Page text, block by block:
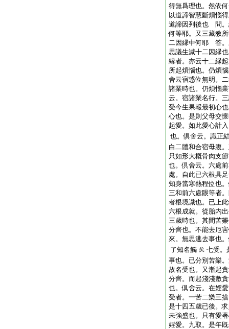
得無爲理也。然依
以道諦智慧斷煩惱
道諦因列後也 問。
何等耶。又三藏教
二因縁中何耶 答。
思議生滅十二因縁
縁者。亦云十二縁
所起煩惱也。仍煩
舍云宿惑位無明。
諸業時也。仍煩惱
云。宿諸業名行。
受今生果報最初心
心也。是則父母交
起愛。如此愛心計
也。倶舍云。識正
白二體和合宿母腹
只如形大概骨肉支
也。倶舍云。六處
處。自此已六根具
知身當寒熱程位也
三和前六處眼等者
者根境識也。已上
六根成就。從胎内
三歳時也。其間苦
分齊也。不能去厄
來。無思逃去事也
了知名觸 矣 七受。
事也。已分別苦樂
故名受也。又漸起
分齊。而起淺淺敷
也。倶舍云。在婬
受者。一苦二樂三
是十四五歳已後。
未強盛也。只有愛
婬愛。九取。是年